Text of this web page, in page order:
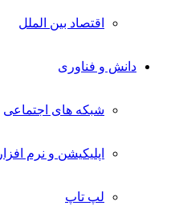
اقتصاد بین الملل
دانش و فناوری
شبکه های اجتماعی
اپلیکیشن و نرم افزار
لپ تاپ